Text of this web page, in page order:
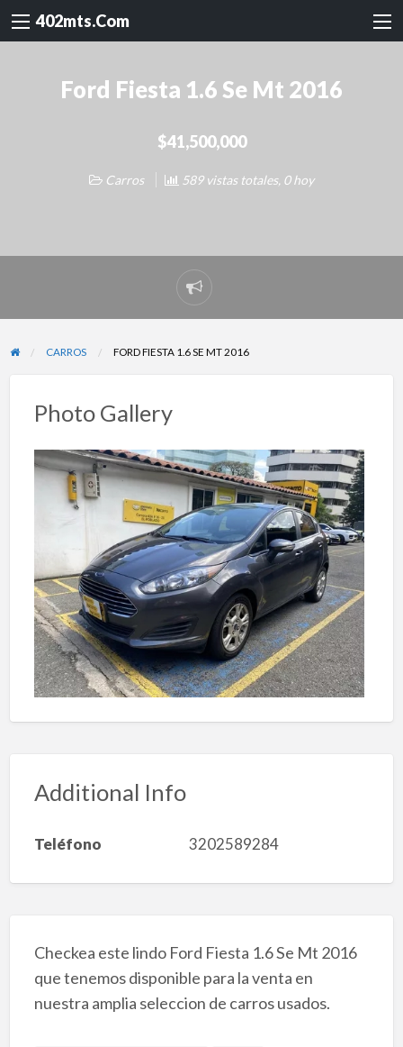
402mts.Com
Ford Fiesta 1.6 Se Mt 2016
$41,500,000
Carros 589 vistas totales, 0 hoy
Reportar
problema
CARROS FORD FIESTA 1.6 SE MT 2016
Photo Gallery
Additional Info
Teléfono 3202589284
Checkea este lindo Ford Fiesta 1.6 Se Mt 2016
que tenemos disponible para la venta en
nuestra amplia seleccion de carros usados.